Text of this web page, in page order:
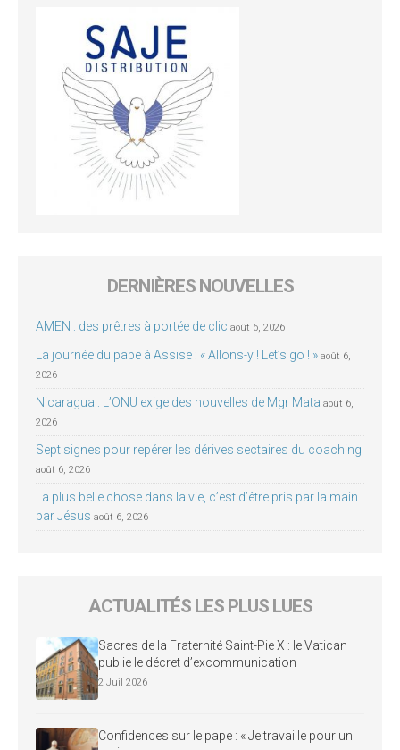
DERNIÈRES NOUVELLES
AMEN : des prêtres à portée de clic août 6, 2026
La journée du pape à Assise : « Allons-y ! Let’s go ! » août 6,
2026
Nicaragua : L’ONU exige des nouvelles de Mgr Mata août 6,
2026
Sept signes pour repérer les dérives sectaires du coaching
août 6, 2026
La plus belle chose dans la vie, c’est d’être pris par la main
par Jésus août 6, 2026
ACTUALITÉS LES PLUS LUES
Sacres de la Fraternité Saint-Pie X : le Vatican
publie le décret d’excommunication
2 Juil 2026
Confidences sur le pape : « Je travaille pour un